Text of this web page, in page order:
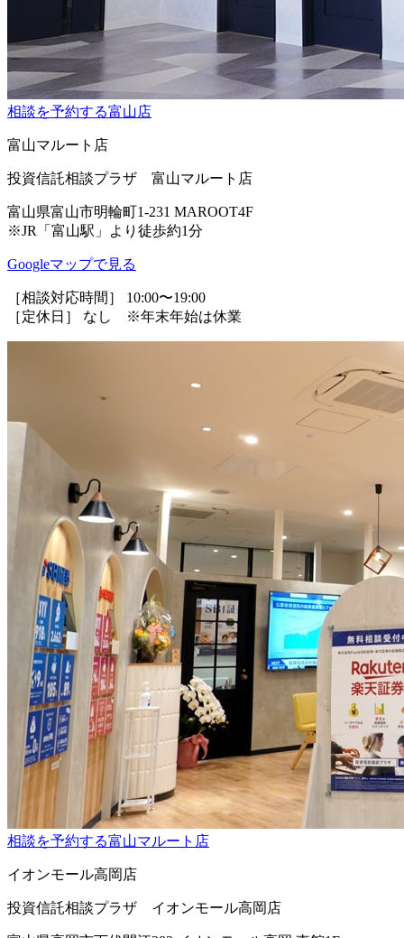
相談を予約する富山店
富山マルート店
投資信託相談プラザ 富山マルート店
富山県富山市明輪町1-231 MAROOT4F
※JR「富山駅」より徒歩約1分
Googleマップで見る
［相談対応時間］ 10:00〜19:00
［定休日］ なし ※年末年始は休業
相談を予約する富山マルート店
イオンモール高岡店
投資信託相談プラザ イオンモール高岡店